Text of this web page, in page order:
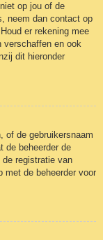
op jou of de
neem dan contact op
er rekening mee
verschaffen en ook
dit hieronder
of de gebruikersnaam
de beheerder de
registratie van
met de beheerder voor